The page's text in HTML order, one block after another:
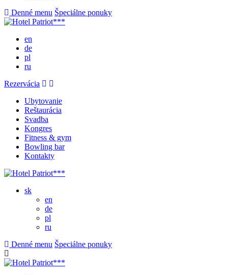
Denné menu Špeciálne ponuky
en
de
pl
ru
Rezervácia
Ubytovanie
Reštaurácia
Svadba
Kongres
Fitness & gym
Bowling bar
Kontakty
sk
en
de
pl
ru
Denné menu Špeciálne ponuky